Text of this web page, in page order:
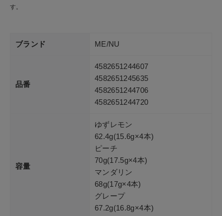
す。
ブランド ME/NU
品番
4582651244607
4582651245635
4582651244706
4582651244720
容量
ゆずレモン
62.4g(15.6g×4本)
ピーチ
70g(17.5g×4本)
マンダリン
68g(17g×4本)
グレープ
67.2g(16.8g×4本)